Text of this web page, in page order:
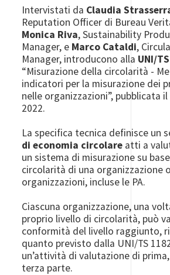
Intervistati da Claudia
Reputation Officer di Bureau
Monica Riva, Sustainability
Manager, e Marco Cataldi,
Manager, introducono alla UNI/
“Misurazione della circolarità -
indicatori per la misurazione dei
nelle organizzazioni”, pubblicata
2022.
La specifica tecnica definisce un
di economia circolare atti a
un sistema di misurazione su
circolarità di una organizzazione
organizzazioni, incluse le PA.
Ciascuna organizzazione, una
proprio livello di circolarità, può
conformità del livello raggiunto,
quanto previsto dalla UNI/TS
un’attività di valutazione di
terza parte.